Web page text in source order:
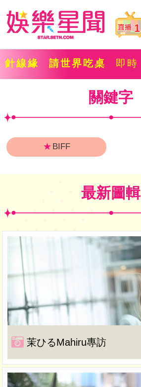
1
針線緣 請世界吃桌 即時
關鍵字
★ BIFF
最新圖輯
茉ひるMahiru專訪